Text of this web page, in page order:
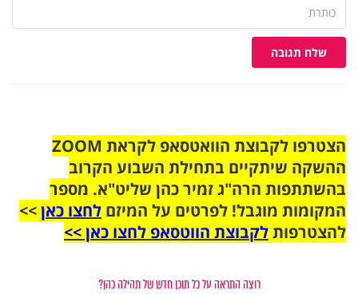
שלח תגובה
הצטרפו לקבוצת הוואטסאפ לקראת ZOOM
ההשקה שיתקיים בתחילת השבוע הקרוב
בהשתתפות הרה"ג זמיר כהן שליט"א. מספר
המקומות מוגבל! לפרטים על המיזם לחצו כאן>>
להצטרפותלקבוצת הווטסאפ לחצו כאן >>
רוצה התראה על כל תוכן חדש של תהילה כהן?